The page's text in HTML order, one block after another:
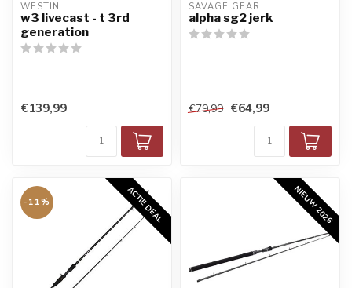
WESTIN
w3 livecast - t 3rd
generation
€139,99
SAVAGE GEAR
alpha sg2 jerk
€79,99 €64,99
ACTIE DEAL
-11% NIEUW 2026